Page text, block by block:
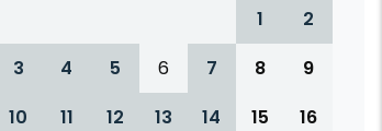
1
2
3
4 5 6 7 8
9
10
11 12 13 14 15
16